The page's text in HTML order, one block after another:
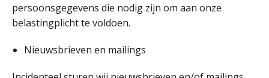
persoonsgegevens die nodig zijn om aan onze
belastingplicht te voldoen.
Nieuwsbrieven en mailings